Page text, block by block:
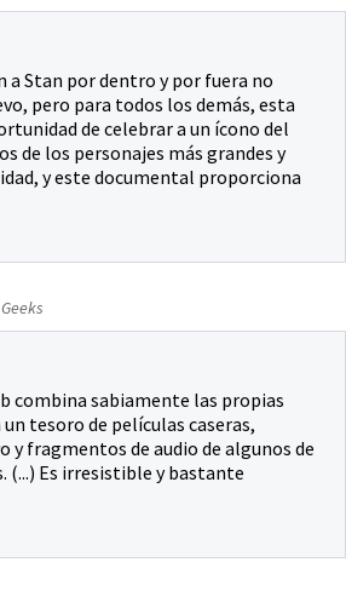
a Stan por dentro y por fuera no
pero para todos los demás, esta
de celebrar a un ícono del
de los personajes más grandes y
y este documental proporciona
combina sabiamente las propias
tesoro de películas caseras,
y fragmentos de audio de algunos de
(...) Es irresistible y bastante